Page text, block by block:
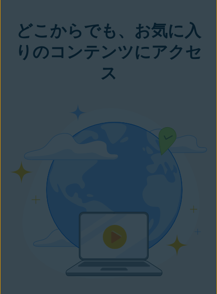
どこからでも、お気に入
りのコンテンツにアクセ
ス